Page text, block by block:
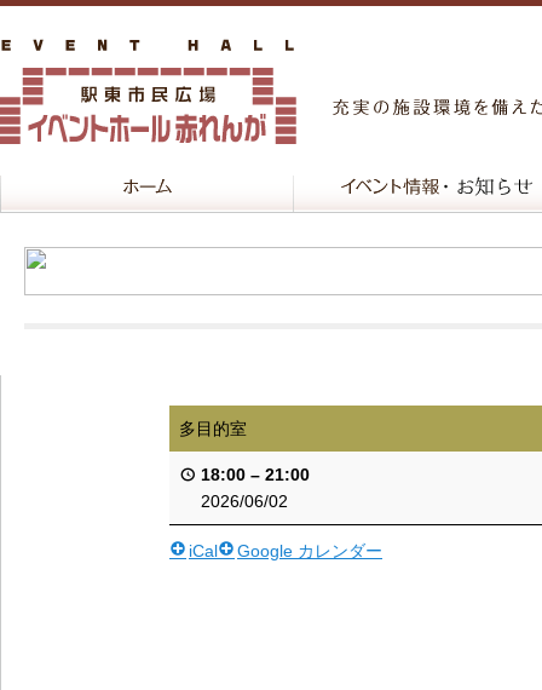
多目的室
18:00 – 21:00
2026/06/02
iCal Google カレンダー